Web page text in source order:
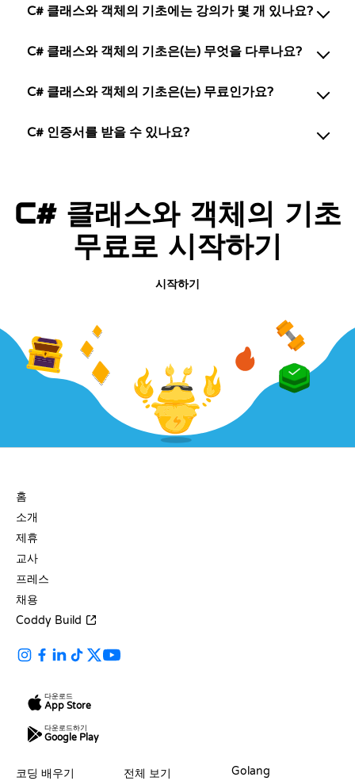
C# 클래스와 객체의 기초에는 강의가 몇 개 있나요?
C# 클래스와 객체의 기초은(는) 무엇을 다루나요?
C# 클래스와 객체의 기초은(는) 무료인가요?
C# 인증서를 받을 수 있나요?
C# 클래스와 객체의 기초
무료로 시작하기
시작하기
홈
소개
제휴
교사
프레스
채용
Coddy Build
다운로드
App Store
다운로드하기
Google Play
코딩 배우기
전체 보기
Golang